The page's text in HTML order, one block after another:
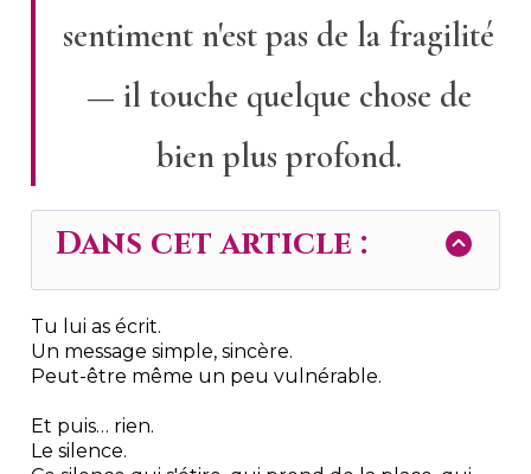
sentiment n'est pas de la fragilité
— il touche quelque chose de
bien plus profond.
Dans cet article :
Tu lui as écrit.
Un message simple, sincère.
Peut-être même un peu vulnérable.
Et puis… rien.
Le silence.